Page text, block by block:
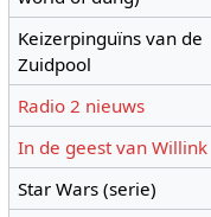
Keizerpinguïns van de
Zuidpool
Radio 2 nieuws
In de geest van Willink
Star Wars (serie)